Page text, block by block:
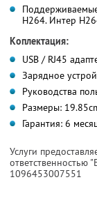
H264. Интер
Коплектация:
USB / RJ45
Зарядное
Руководства
Размеры:
Гарантия: 6
Услуги
ответственностью
1096453007551